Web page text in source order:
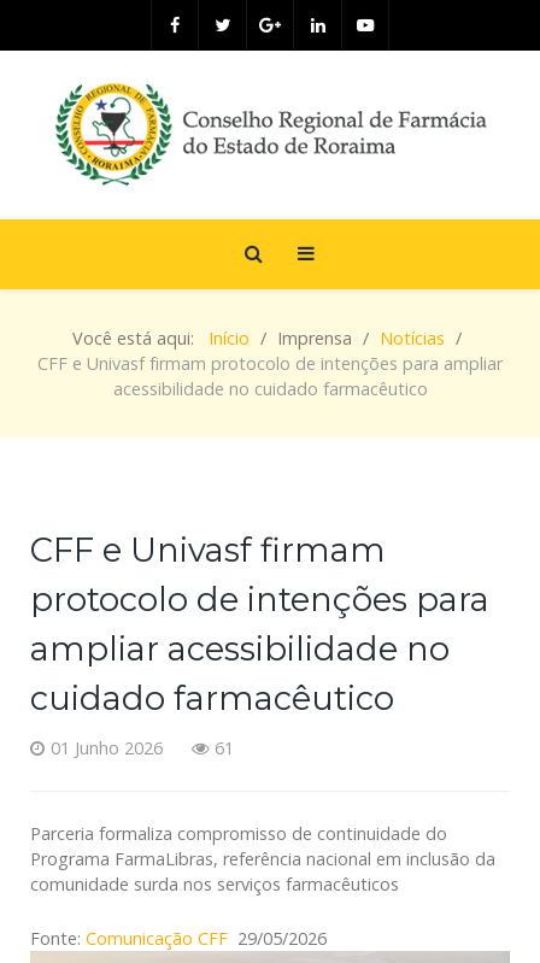
Você está aqui: Início Imprensa
Notícias
CFF e Univasf firmam protocolo de intenções para ampliar
acessibilidade no cuidado farmacêutico
CFF e Univasf firmam
protocolo de intenções para
ampliar acessibilidade no
cuidado farmacêutico
01 Junho 2026 61
Parceria formaliza compromisso de continuidade do
Programa FarmaLibras, referência nacional em inclusão da
comunidade surda nos serviços farmacêuticos
Fonte: Comunicação CFF 29/05/2026